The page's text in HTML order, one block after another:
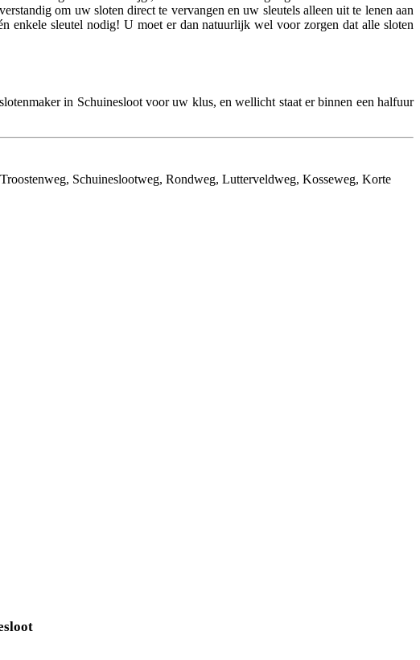
om uw sloten direct te vervangen en uw sleutels alleen uit te lenen aan
enkele sleutel nodig! U moet er dan natuurlijk wel voor zorgen dat alle sloten
in Schuinesloot voor uw klus, en wellicht staat er binnen een halfuur
Schuineslootweg, Rondweg, Lutterveldweg, Kosseweg, Korte